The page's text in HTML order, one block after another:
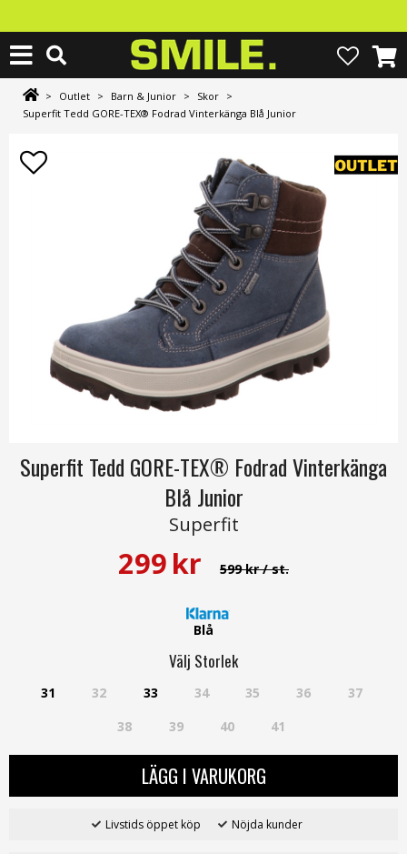
> Outlet > Barn & Junior > Skor >
Superfit Tedd GORE-TEX® Fodrad Vinterkänga Blå Junior
Superfit Tedd GORE-TEX® Fodrad Vinterkänga
Blå Junior
Superfit
299kr 599 kr/ st.
Blå
Välj Storlek
31 32 33 34 35 36
37
38
39 40 41
LÄGG I VARUKORG
Livstids öppet köp Nöjda kunder